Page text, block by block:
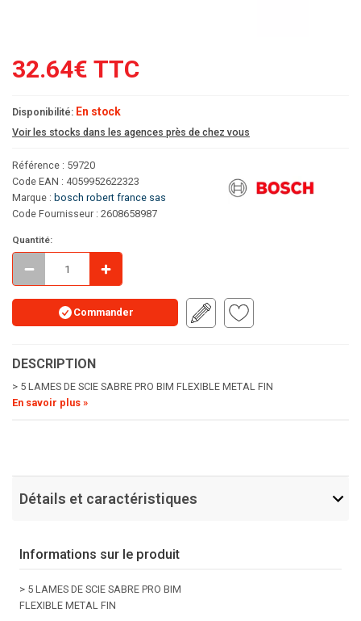
32.64€ TTC
Disponibilité: En stock
Voir les stocks dans les agences près de chez vous
Référence : 59720
Code EAN : 4059952622323
Marque : bosch robert france sas
Code Fournisseur : 2608658987
Quantité:
Commander
DESCRIPTION
> 5 LAMES DE SCIE SABRE PRO BIM FLEXIBLE METAL FIN
En savoir plus »
Détails et caractéristiques
Informations sur le produit
> 5 LAMES DE SCIE SABRE PRO BIM
FLEXIBLE METAL FIN